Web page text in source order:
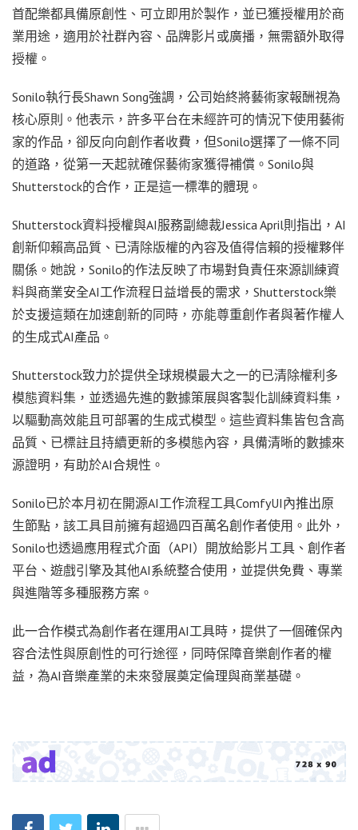
首配樂都具備原創性、可立即用於製作，並已獲授權用於商
業用途，適用於社群內容、品牌影片或廣播，無需額外取得
授權。
Sonilo執行長Shawn Song強調，公司始終將藝術家報酬視為
核心原則。他表示，許多平台在未經許可的情況下使用藝術
家的作品，卻反向向創作者收費，但Sonilo選擇了一條不同
的道路，從第一天起就確保藝術家獲得補償。Sonilo與
Shutterstock的合作，正是這一標準的體現。
Shutterstock資料授權與AI服務副總裁Jessica April則指出，AI
創新仰賴高品質、已清除版權的內容及值得信賴的授權夥伴
關係。她說，Sonilo的作法反映了市場對負責任來源訓練資
料與商業安全AI工作流程日益增長的需求，Shutterstock樂
於支援這類在加速創新的同時，亦能尊重創作者與著作權人
的生成式AI產品。
Shutterstock致力於提供全球規模最大之一的已清除權利多
模態資料集，並透過先進的數據策展與客製化訓練資料集，
以驅動高效能且可部署的生成式模型。這些資料集皆包含高
品質、已標註且持續更新的多模態內容，具備清晰的數據來
源證明，有助於AI合規性。
Sonilo已於本月初在開源AI工作流程工具ComfyUI內推出原
生節點，該工具目前擁有超過四百萬名創作者使用。此外，
Sonilo也透過應用程式介面（API）開放給影片工具、創作者
平台、遊戲引擎及其他AI系統整合使用，並提供免費、專業
與進階等多種服務方案。
此一合作模式為創作者在運用AI工具時，提供了一個確保內
容合法性與原創性的可行途徑，同時保障音樂創作者的權
益，為AI音樂產業的未來發展奠定倫理與商業基礎。